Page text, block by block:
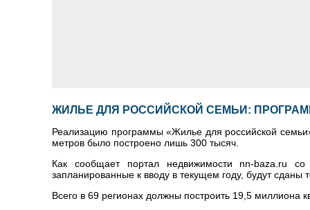
ЖИЛЬЕ ДЛЯ РОССИЙСКОЙ СЕМЬИ:
Реализацию программы «Жилье для российской
метров было построено лишь 300 тысяч.
Как сообщает портал недвижимости nn-baza.ru
запланированные к вводу в текущем году, будут сданы
Всего в 69 регионах должны построить 19,5 миллиона